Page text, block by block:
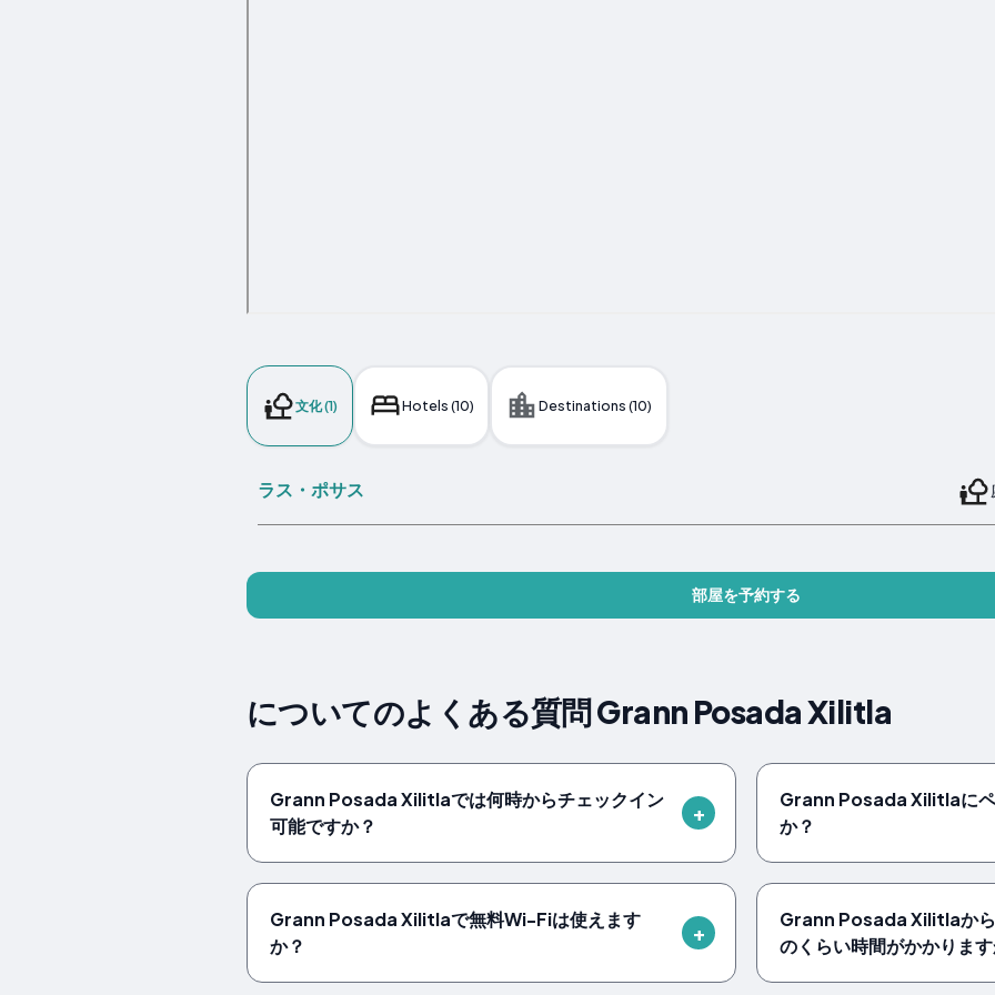
文化 (1) Hotels (10) Destinations (10)
ラス・ポサス
部屋を予約する
についてのよくある質問 Grann Posada Xilitla
Grann Posada Xilitlaでは何時からチェックイン
可能ですか？
Grann Posada Xilitlaに
か？
Grann Posada Xilitlaで無料Wi-Fiは使えます
か？
Grann Posada Xilitlaか
のくらい時間がかかります